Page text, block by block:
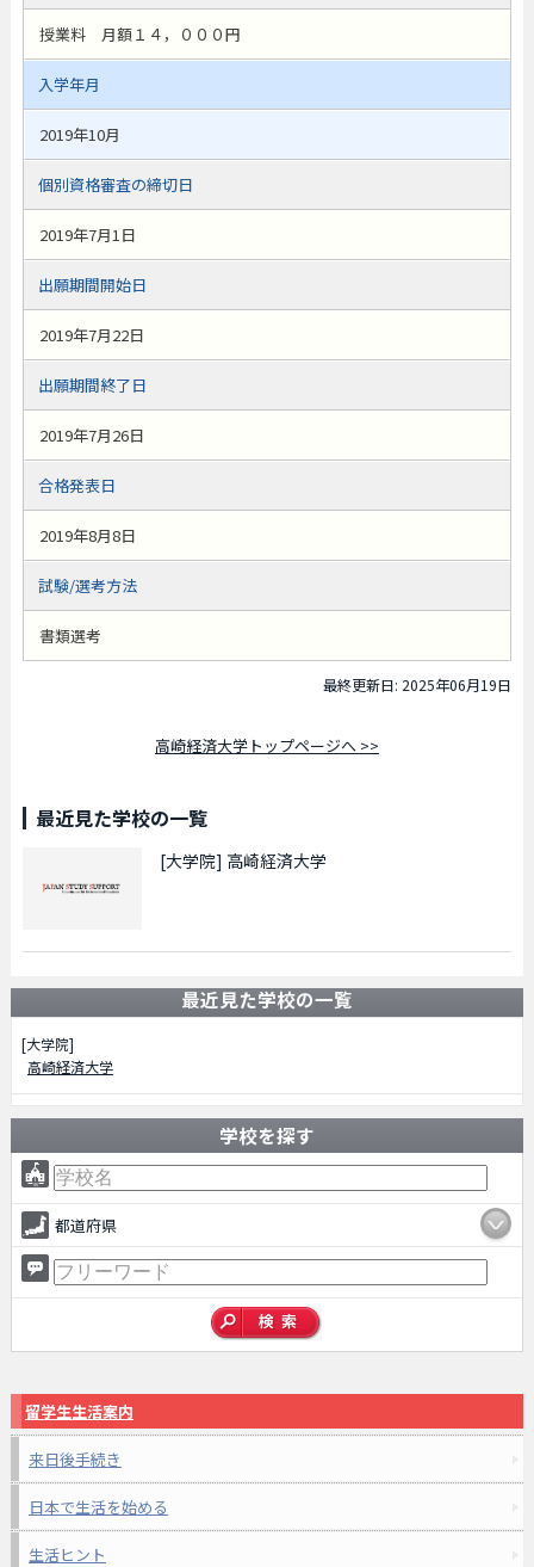
授業料 月額１４，０００円
入学年月
2019年10月
個別資格審査の締切日
2019年7月1日
出願期間開始日
2019年7月22日
出願期間終了日
2019年7月26日
合格発表日
2019年8月8日
試験/選考方法
書類選考
最終更新日: 2025年06月19日
高崎経済大学トップページへ >>
最近見た学校の一覧
[大学院] 高崎経済大学
最近見た学校の一覧
[大学院]
高崎経済大学
学校を探す
都道府県
留学生生活案内
来日後手続き
日本で生活を始める
生活ヒント